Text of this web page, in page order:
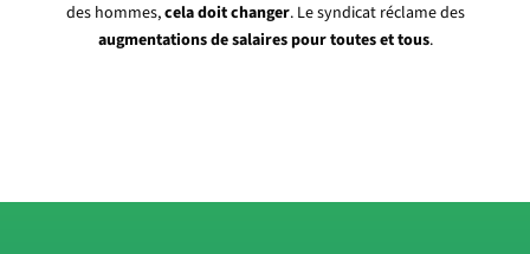
des hommes,cela doit changer. Le syndicat réclame des
augmentations de salaires pour toutes et tous.